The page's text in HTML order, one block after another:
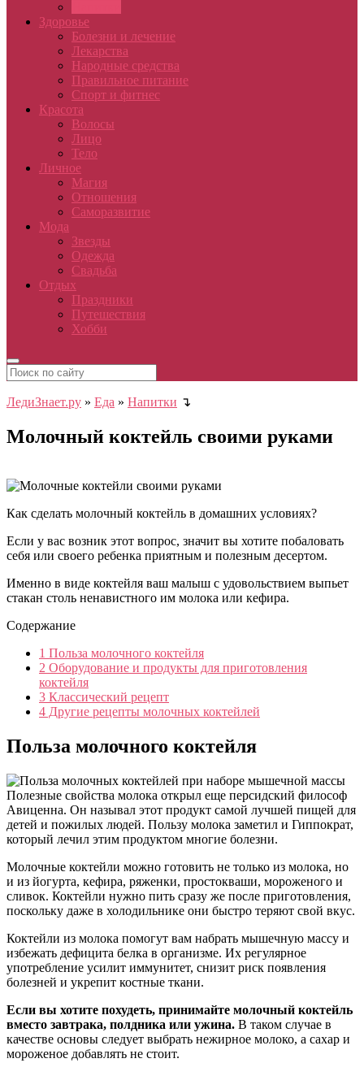
Здоровье
Болезни и лечение
Лекарства
Народные средства
Правильное питание
Спорт и фитнес
Красота
Волосы
Лицо
Тело
Личное
Магия
Отношения
Саморазвитие
Мода
Звезды
Одежда
Свадьба
Отдых
Праздники
Путешествия
Хобби
ЛедиЗнает.ру » Еда » Напитки ↴
Молочный коктейль своими руками
Как сделать молочный коктейль в домашних условиях?
Если у вас возник этот вопрос, значит вы хотите побаловать
себя или своего ребенка приятным и полезным десертом.
Именно в виде коктейля ваш малыш с удовольствием выпьет
стакан столь ненавистного им молока или кефира.
Содержание
1 Польза молочного коктейля
2 Оборудование и продукты для приготовления
коктейля
3 Классический рецепт
4 Другие рецепты молочных коктейлей
Польза молочного коктейля
Полезные свойства молока открыл еще персидский философ
Авиценна. Он называл этот продукт самой лучшей пищей для
детей и пожилых людей. Пользу молока заметил и Гиппократ,
который лечил этим продуктом многие болезни.
Молочные коктейли можно готовить не только из молока, но
и из йогурта, кефира, ряженки, простокваши, мороженого и
сливок. Коктейли нужно пить сразу же после приготовления,
поскольку даже в холодильнике они быстро теряют свой вкус.
Коктейли из молока помогут вам набрать мышечную массу и
избежать дефицита белка в организме. Их регулярное
употребление усилит иммунитет, снизит риск появления
болезней и укрепит костные ткани.
Если вы хотите похудеть, принимайте молочный коктейль
вместо завтрака, полдника или ужина. В таком случае в
качестве основы следует выбрать нежирное молоко, а сахар и
мороженое добавлять не стоит.